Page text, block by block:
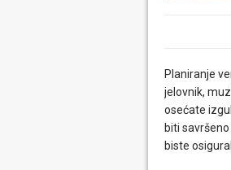
Planiranje
jelovnik,
osećate
biti
biste